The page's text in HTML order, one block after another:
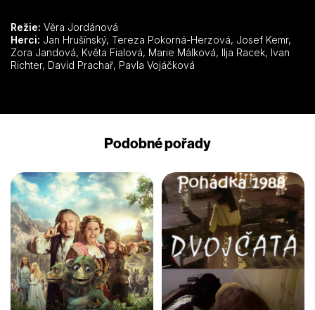
ochraňovalo. Tak začíná pohádka podle Jana Drdy, v níž
projde ovčák mnohým dobrodružstvím, než pozná, co je v
životě nejcennější.
Režie: Věra Jordánová
Herci:
Zora Jandová, Květa Fialová, Marie Málková, Ilja Racek, Ivan
Richter, David Prachař, Pavla Vojáčková
Podobné pořady